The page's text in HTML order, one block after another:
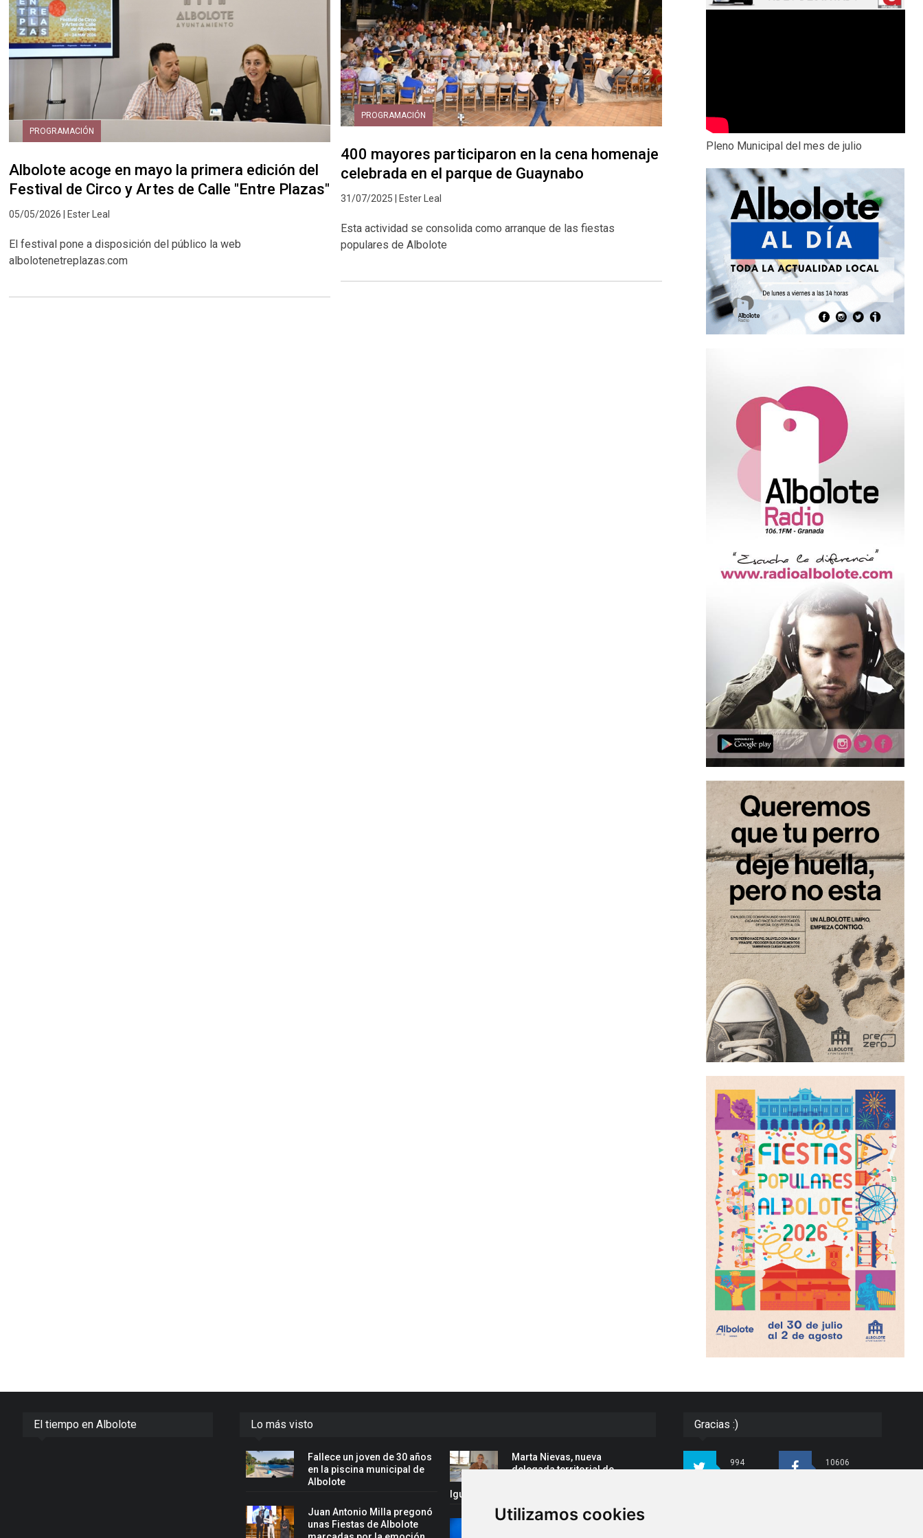
Utilizamos cookies
PROGRAMACIÓN
Albolote acoge en mayo la primera edición del
Festival de Circo y Artes de Calle "Entre Plazas"
05/05/2026 | Ester Leal
El festival pone a disposición del público la web
albolotenetreplazas.com
PROGRAMACIÓN
400 mayores participaron en la cena homenaje
celebrada en el parque de Guaynabo
31/07/2025 | Ester Leal
Esta actividad se consolida como arranque de las fiestas
populares de Albolote
Pleno Municipal del mes de julio
El tiempo en Albolote Lo más visto
Fallece un joven de 30 años
en la piscina municipal de
Albolote
Juan Antonio Milla pregonó
unas Fiestas de Albolote
Marta Nievas, nueva
delegada territorial de
Igualdad de la Junta en Granada
Rafael Cano, convocado con
Gracias :)
994
10606